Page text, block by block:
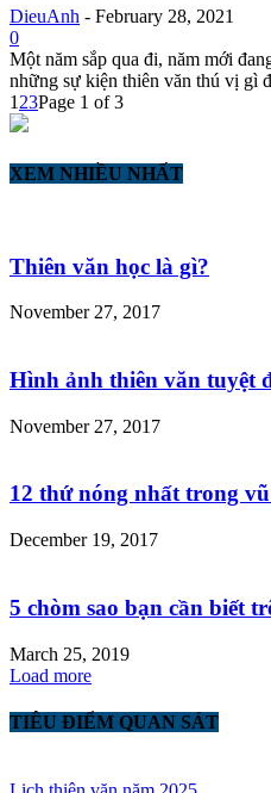
DieuAnh - February 28, 2021
0
Một năm sắp qua đi, năm mới
những sự kiện thiên văn thú vị gì
1 23Page 1 of 3
XEM NHIỀU NHẤT
Thiên văn học là gì?
November 27, 2017
Hình ảnh thiên văn tuyệt
November 27, 2017
12 thứ nóng nhất trong
December 19, 2017
5 chòm sao bạn cần biết
March 25, 2019
Load more
TIÊU ĐIỂM QUAN SÁT